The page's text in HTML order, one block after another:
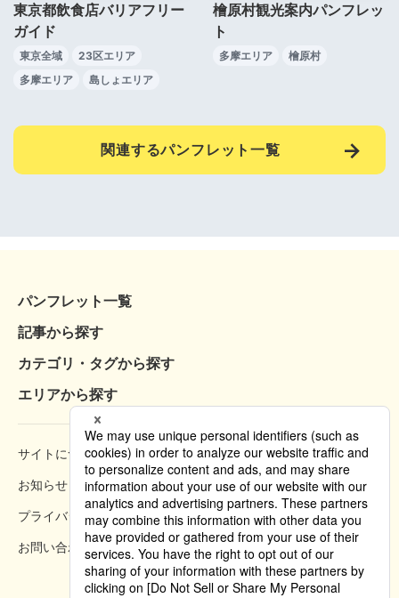
東京都飲食店バリアフリー
ガイド
東京全域
23区エリア
多摩エリア
島しょエリア
檜原村観光案内パンフレッ
ト
多摩エリア 檜原村
関連するパンフレット一覧
パンフレット一覧
記事から探す
カテゴリ・タグから探す
エリアから探す
サイトについて 閲覧方法
お知らせ 掲載規約
プライバシーポリシー クッキーポリシー
お問い合わせ 掲載方法のご案内